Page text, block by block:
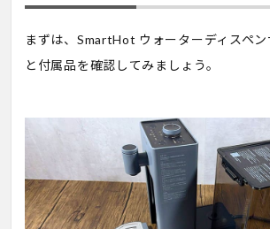
まずは、SmartHot ウォーターディスペ
と付属品を確認してみましょう。